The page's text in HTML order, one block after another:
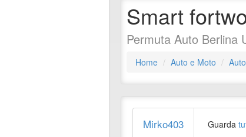
Smart
Permuta Auto Berlina
Home Auto e Moto
Mirko403 Guarda